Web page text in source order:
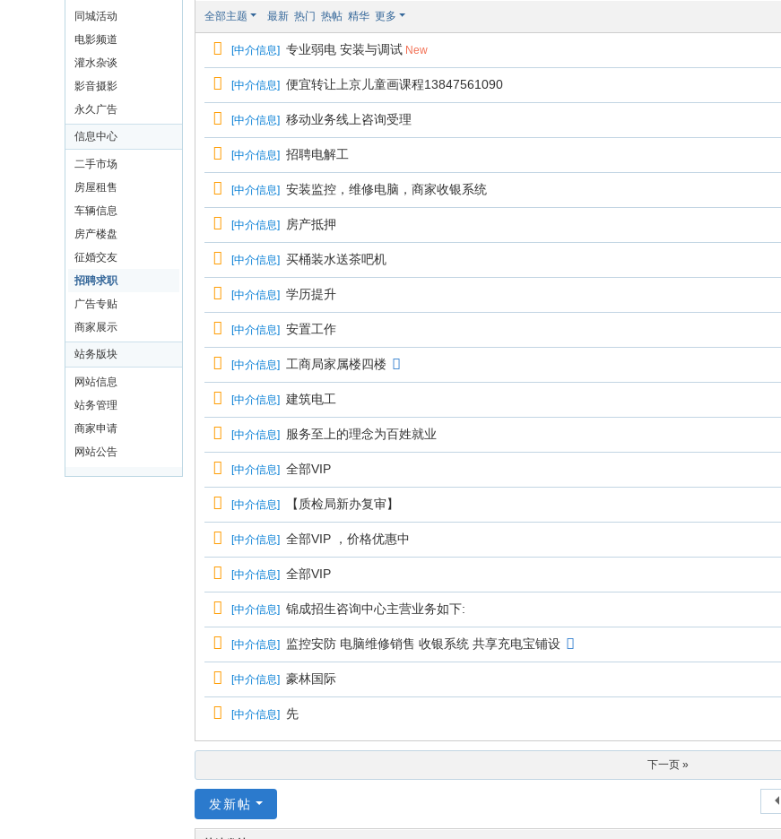
港同城活动
电影频道
灌水杂谈
影音摄影
永久广告
信息中心
二手市场
房屋租售
车辆信息
房产楼盘
征婚交友
招聘求职
广告专贴
商家展示
站务版块
网站信息
站务管理
商家申请
网站公告
全部主题 最新 热门 热帖 精华 更多
[中介信息] 专业弱电 安装与调试 New
[中介信息] 便宜转让上京儿童画课程13847561090
[中介信息] 移动业务线上咨询受理
[中介信息] 招聘电解工
[中介信息] 安装监控，维修电脑，商家收银系统
[中介信息] 房产抵押
[中介信息] 买桶装水送茶吧机
[中介信息] 学历提升
[中介信息] 安置工作
[中介信息] 工商局家属楼四楼
[中介信息] 建筑电工
[中介信息] 服务至上的理念为百姓就业
[中介信息] 全部VIP
[中介信息] 【质检局新办复审】
[中介信息] 全部VIP ，价格优惠中
[中介信息] 全部VIP
[中介信息] 锦成招生咨询中心主营业务如下:
[中介信息] 监控安防 电脑维修销售 收银系统 共享充电宝铺设
[中介信息] 豪林国际
[中介信息] 先
下一页 »
发新帖